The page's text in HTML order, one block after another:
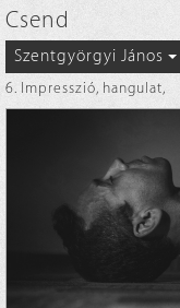
Csend
Szentgyörgyi János
6. Impresszió, hangulat,